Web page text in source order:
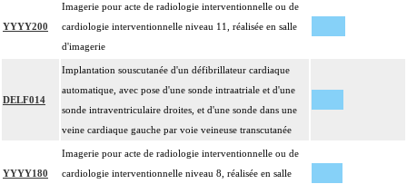
YYYY200
Imagerie pour acte de radiologie interventionnelle ou de
cardiologie interventionnelle niveau 11, réalisée en salle
d'imagerie
DELF014
Implantation souscutanée d'un défibrillateur cardiaque
automatique, avec pose d'une sonde intraatriale et d'une
sonde intraventriculaire droites, et d'une sonde dans une
veine cardiaque gauche par voie veineuse transcutanée
YYYY180
Imagerie pour acte de radiologie interventionnelle ou de
cardiologie interventionnelle niveau 8, réalisée en salle